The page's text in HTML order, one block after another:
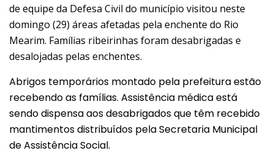
de equipe da Defesa Civil do município visitou neste
domingo (29) áreas afetadas pela enchente do Rio
Mearim. Famílias ribeirinhas foram desabrigadas e
desalojadas pelas enchentes.
Abrigos temporários montado pela prefeitura estão
recebendo as famílias. Assistência médica está
sendo dispensa aos desabrigados que têm recebido
mantimentos distribuídos pela Secretaria Municipal
de Assistência Social.